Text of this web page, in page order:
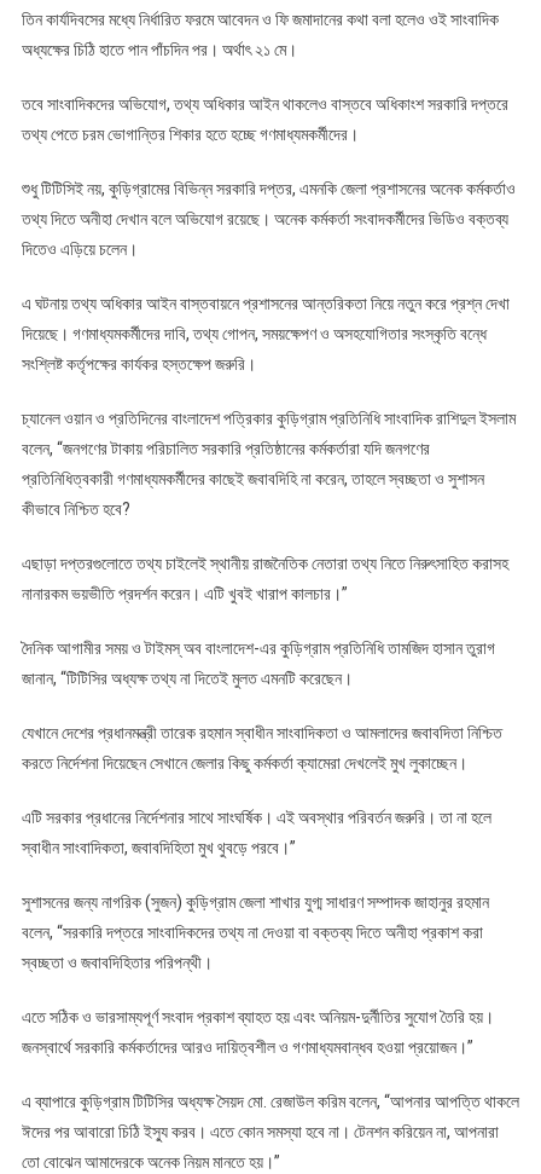
তিন কার্যদিবসের মধ্যে নির্ধারিত ফরমে আবেদন ও ফি জমাদানের কথা বলা হলেও ওই সাংবাদিক
অধ্যক্ষের চিঠি হাতে পান পাঁচদিন পর। অর্থাৎ ২১ মে।
তবে সাংবাদিকদের অভিযোগ, তথ্য অধিকার আইন থাকলেও বাস্তবে অধিকাংশ সরকারি দপ্তরে
তথ্য পেতে চরম ভোগান্তির শিকার হতে হচ্ছে গণমাধ্যমকর্মীদের।
শুধু টিটিসিই নয়, কুড়িগ্রামের বিভিন্ন সরকারি দপ্তর, এমনকি জেলা প্রশাসনের অনেক কর্মকর্তাও
তথ্য দিতে অনীহা দেখান বলে অভিযোগ রয়েছে। অনেক কর্মকর্তা সংবাদকর্মীদের ভিডিও বক্তব্য
দিতেও এড়িয়ে চলেন।
এ ঘটনায় তথ্য অধিকার আইন বাস্তবায়নে প্রশাসনের আন্তরিকতা নিয়ে নতুন করে প্রশ্ন দেখা
দিয়েছে। গণমাধ্যমকর্মীদের দাবি, তথ্য গোপন, সময়ক্ষেপণ ও অসহযোগিতার সংস্কৃতি বন্ধে
সংশ্লিষ্ট কর্তৃপক্ষের কার্যকর হস্তক্ষেপ জরুরি।
চ্যানেল ওয়ান ও প্রতিদিনের বাংলাদেশ পত্রিকার কুড়িগ্রাম প্রতিনিধি সাংবাদিক রাশিদুল ইসলাম
বলেন, “জনগণের টাকায় পরিচালিত সরকারি প্রতিষ্ঠানের কর্মকর্তারা যদি জনগণের
প্রতিনিধিত্বকারী গণমাধ্যমকর্মীদের কাছেই জবাবদিহি না করেন, তাহলে স্বচ্ছতা ও সুশাসন
কীভাবে নিশ্চিত হবে?
এছাড়া দপ্তরগুলোতে তথ্য চাইলেই স্থানীয় রাজনৈতিক নেতারা তথ্য নিতে নিরুৎসাহিত করাসহ
নানারকম ভয়ভীতি প্রদর্শন করেন। এটি খুবই খারাপ কালচার।”
দৈনিক আগামীর সময় ও টাইমস্ অব বাংলাদেশ-এর কুড়িগ্রাম প্রতিনিধি তামজিদ হাসান তুরাগ
জানান, “টিটিসির অধ্যক্ষ তথ্য না দিতেই মুলত এমনটি করেছেন।
যেখানে দেশের প্রধানমন্ত্রী তারেক রহমান স্বাধীন সাংবাদিকতা ও আমলাদের জবাবদিতা নিশ্চিত
করতে নির্দেশনা দিয়েছেন সেখানে জেলার কিছু কর্মকর্তা ক্যামেরা দেখলেই মুখ লুকাচ্ছেন।
এটি সরকার প্রধানের নির্দেশনার সাথে সাংঘর্ষিক। এই অবস্থার পরিবর্তন জরুরি। তা না হলে
স্বাধীন সাংবাদিকতা, জবাবদিহিতা মুখ থুবড়ে পরবে।”
সুশাসনের জন্য নাগরিক (সুজন) কুড়িগ্রাম জেলা শাখার যুগ্ম সাধারণ সম্পাদক জাহানুর রহমান
বলেন, “সরকারি দপ্তরে সাংবাদিকদের তথ্য না দেওয়া বা বক্তব্য দিতে অনীহা প্রকাশ করা
স্বচ্ছতা ও জবাবদিহিতার পরিপন্থী।
এতে সঠিক ও ভারসাম্যপূর্ণ সংবাদ প্রকাশ ব্যাহত হয় এবং অনিয়ম-দুর্নীতির সুযোগ তৈরি হয়।
জনস্বার্থে সরকারি কর্মকর্তাদের আরও দায়িত্বশীল ও গণমাধ্যমবান্ধব হওয়া প্রয়োজন।”
এ ব্যাপারে কুড়িগ্রাম টিটিসির অধ্যক্ষ সৈয়দ মো. রেজাউল করিম বলেন, “আপনার আপত্তি থাকলে
ঈদের পর আবারো চিঠি ইস্যু করব। এতে কোন সমস্যা হবে না। টেনশন করিয়েন না, আপনারা
তো বোঝেন আমাদেরকে অনেক নিয়ম মানতে হয়।”